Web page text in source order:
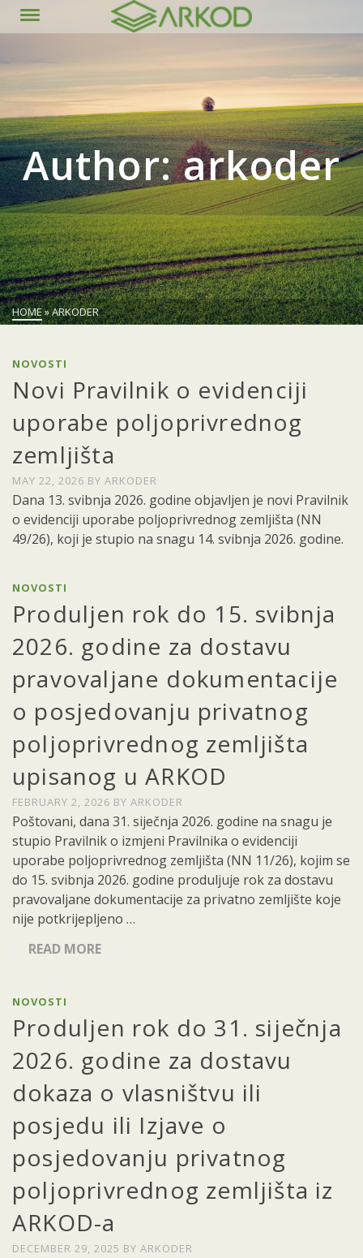
content
Author: arkoder
HOME»ARKODER
NOVOSTI
Novi Pravilnik o evidenciji
uporabe poljoprivrednog
zemljišta
MAY 22, 2026 BY ARKODER
Dana 13. svibnja 2026. godine objavljen je novi Pravilnik
o evidenciji uporabe poljoprivrednog zemljišta (NN
49/26), koji je stupio na snagu 14. svibnja 2026. godine.
NOVOSTI
Produljen rok do 15. svibnja
2026. godine za dostavu
pravovaljane dokumentacije
o posjedovanju privatnog
poljoprivrednog zemljišta
upisanog u ARKOD
FEBRUARY 2, 2026 BY ARKODER
Poštovani, dana 31. siječnja 2026. godine na snagu je
stupio Pravilnik o izmjeni Pravilnika o evidenciji
uporabe poljoprivrednog zemljišta (NN 11/26), kojim se
do 15. svibnja 2026. godine produljuje rok za dostavu
pravovaljane dokumentacije za privatno zemljište koje
nije potkrijepljeno …
READ MORE
NOVOSTI
Produljen rok do 31. siječnja
2026. godine za dostavu
dokaza o vlasništvu ili
posjedu ili Izjave o
posjedovanju privatnog
poljoprivrednog zemljišta iz
ARKOD-a
DECEMBER 29, 2025 BY ARKODER